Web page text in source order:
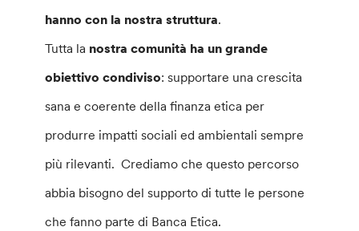
hanno con la nostra struttura.
Tutta la nostra comunità ha un grande
obiettivo condiviso: supportare una crescita
sana e coerente della finanza etica per
produrre impatti sociali ed ambientali sempre
più rilevanti. Crediamo che questo percorso
abbia bisogno del supporto di tutte le persone
che fanno parte di Banca Etica.